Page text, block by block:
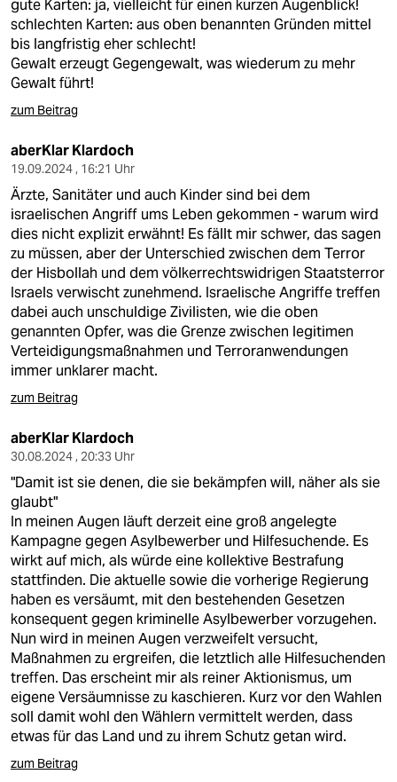
gute Karten: ja, vielleicht für einen kurzen Augenblick!
schlechten Karten: aus oben benannten Gründen mittel
bis langfristig eher schlecht!
Gewalt erzeugt Gegengewalt, was wiederum zu mehr
Gewalt führt!
zum Beitrag
aberKlar Klardoch
19.09.2024 , 16:21 Uhr
Ärzte, Sanitäter und auch Kinder sind bei dem
israelischen Angriff ums Leben gekommen - warum wird
dies nicht explizit erwähnt! Es fällt mir schwer, das sagen
zu müssen, aber der Unterschied zwischen dem Terror
der Hisbollah und dem völkerrechtswidrigen Staatsterror
Israels verwischt zunehmend. Israelische Angriffe treffen
dabei auch unschuldige Zivilisten, wie die oben
genannten Opfer, was die Grenze zwischen legitimen
Verteidigungsmaßnahmen und Terroranwendungen
immer unklarer macht.
zum Beitrag
aberKlar Klardoch
30.08.2024 , 20:33 Uhr
"Damit ist sie denen, die sie bekämpfen will, näher als sie
glaubt"
In meinen Augen läuft derzeit eine groß angelegte
Kampagne gegen Asylbewerber und Hilfesuchende. Es
wirkt auf mich, als würde eine kollektive Bestrafung
stattfinden. Die aktuelle sowie die vorherige Regierung
haben es versäumt, mit den bestehenden Gesetzen
konsequent gegen kriminelle Asylbewerber vorzugehen.
Nun wird in meinen Augen verzweifelt versucht,
Maßnahmen zu ergreifen, die letztlich alle Hilfesuchenden
treffen. Das erscheint mir als reiner Aktionismus, um
eigene Versäumnisse zu kaschieren. Kurz vor den Wahlen
soll damit wohl den Wählern vermittelt werden, dass
etwas für das Land und zu ihrem Schutz getan wird.
zum Beitrag